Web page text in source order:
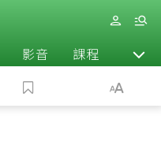
影音 課程 退休